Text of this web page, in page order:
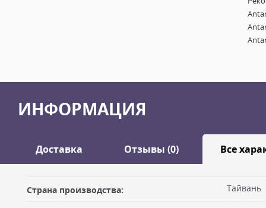
ИНФОРМАЦИЯ
Доставка Отзывы (0) Все
ДОСТАВКА
Оставить отзыв
Страна производства: Тайвань